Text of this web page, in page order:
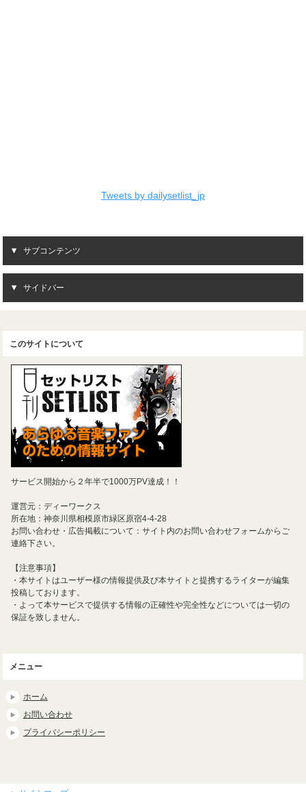
Tweets by dailysetlist_jp
サブコンテンツ
サイドバー
このサイトについて
サービス開始から２年半で1000万PV達成！！
運営元：ディーワークス
所在地：神奈川県相模原市緑区原宿4-4-28
お問い合わせ・広告掲載について：サイト内のお問い合わせフォームからご
連絡下さい。
【注意事項】
・本サイトはユーザー様の情報提供及び本サイトと提携するライターが編集
投稿しております。
・よって本サービスで提供する情報の正確性や完全性などについては一切の
保証を致しません。
メニュー
ホーム
お問い合わせ
プライバシーポリシー